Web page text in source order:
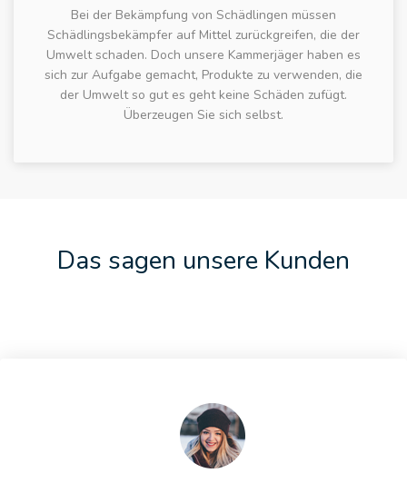
Bei der Bekämpfung von Schädlingen müssen
Schädlingsbekämpfer auf Mittel zurückgreifen, die der
Umwelt schaden. Doch unsere Kammerjäger haben es
sich zur Aufgabe gemacht, Produkte zu verwenden, die
der Umwelt so gut es geht keine Schäden zufügt.
Überzeugen Sie sich selbst.
Das sagen unsere Kunden